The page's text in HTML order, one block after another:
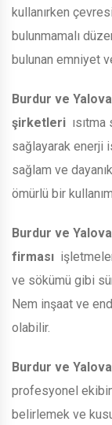
kullanırken
bulunmamalı
bulunan emniyet
Burdur ve
şirketleri
sağlayarak enerji
sağlam ve
ömürlü bir
Burdur ve
firması
ve sökümü gibi
Nem inşaat ve
olabilir.
Burdur ve
profesyonel
belirlemek ve